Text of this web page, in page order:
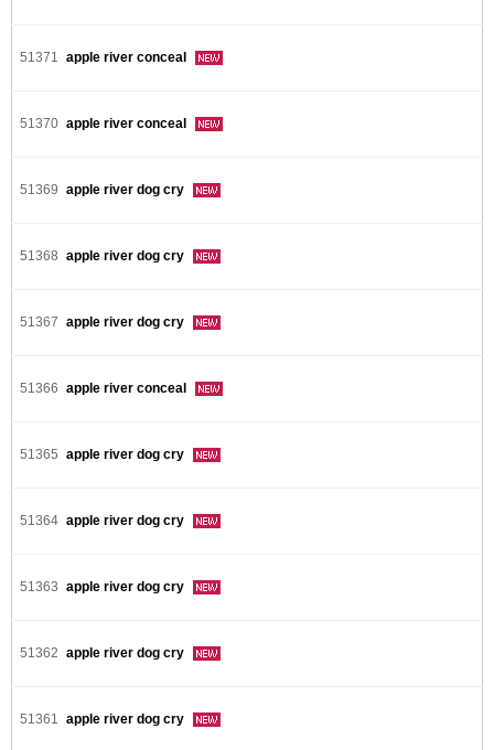
51371 apple river conceal
51370 apple river conceal
51369 apple river dog cry
51368 apple river dog cry
51367 apple river dog cry
51366 apple river conceal
51365 apple river dog cry
51364 apple river dog cry
51363 apple river dog cry
51362 apple river dog cry
51361 apple river dog cry